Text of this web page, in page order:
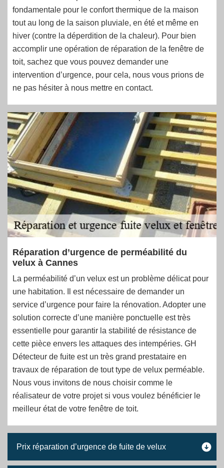
fondamentale pour le confort thermique de la maison
tout au long de la saison pluviale, en été et même en
hiver (contre la déperdition de la chaleur). Pour bien
accomplir une opération de réparation de la fenêtre de
toit, sachez que vous pouvez demander une
intervention d’urgence, pour cela, nous vous prions de
ne pas hésiter à nous mettre en contact.
Réparation d’urgence de perméabilité du
velux à Cannes
La perméabilité d’un velux est un problème délicat pour
une habitation. Il est nécessaire de demander un
service d’urgence pour faire la rénovation. Adopter une
solution correcte d’une manière ponctuelle est très
essentielle pour garantir la stabilité de résistance de
cette pièce envers les attaques des intempéries. GH
Détecteur de fuite est un très grand prestataire en
travaux de réparation de tout type de velux perméable.
Nous vous invitons de nous choisir comme le
réalisateur de votre projet si vous voulez bénéficier le
meilleur état de votre fenêtre de toit.
Prix réparation d’urgence de fuite de velux